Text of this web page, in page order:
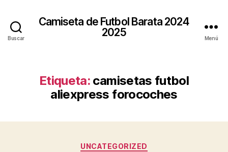
Buscar
Camiseta de Futbol Barata 2024
2025
Menú
Etiqueta: camisetas futbol
aliexpress forocoches
Categorías
UNCATEGORIZED